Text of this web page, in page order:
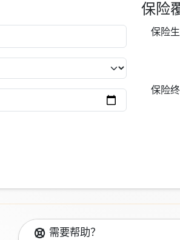
保险
保险
保险
需要帮助？